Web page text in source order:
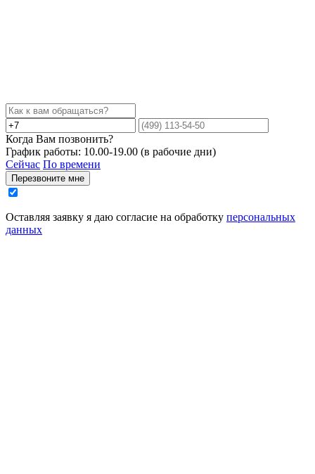
Когда Вам позвонить?
График работы: 10.00-19.00 (в рабочие дни)
Сейчас По времени
Перезвоните мне
Оставляя заявку я даю согласие на обработку персональных
данных